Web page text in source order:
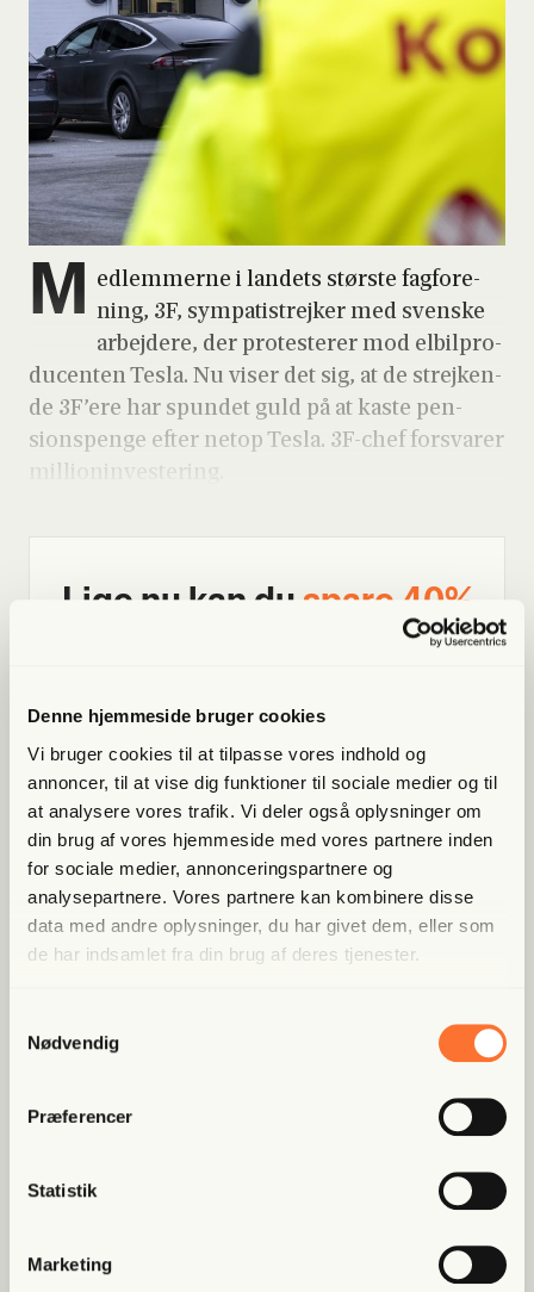
Denne hjemmeside bruger cookies
Vi bruger cookies til at tilpasse vores indhold og
annoncer, til at vise dig funktioner til sociale medier og til
at analysere vores trafik. Vi deler også oplysninger om
din brug af vores hjemmeside med vores partnere inden
for sociale medier, annonceringspartnere og
analysepartnere. Vores partnere kan kombinere disse
data med andre oplysninger, du har givet dem, eller som
de har indsamlet fra din brug af deres tjenester.
Nødvendig
Præferencer
Statistik
Marketing
M ed­lem­mer­ne i lan­dets stør­ste fag­for­e­
ning, 3F, sym­pa­ti­strej­ker med sven­ske
arbej­de­re, der pro­teste­rer mod elbil­pro­
du­cen­ten Tesla. Nu viser det sig, at de strej­ken­
de 3F’ere har spun­det guld på at kaste pen­
sions­pen­ge efter net­op Tesla. 3F-chef for­sva­rer
Lige nu kan du spa­re 40%
fin­der andre ste­der
Bliv med­lem og spar nu
Allerede medlem?Log ind her.
Populære artikler